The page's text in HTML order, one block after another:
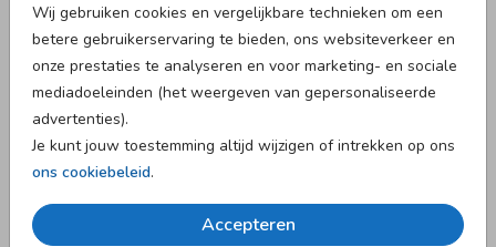
Wij gebruiken cookies en vergelijkbare technieken om een
betere gebruikerservaring te bieden, ons websiteverkeer en
onze prestaties te analyseren en voor marketing- en sociale
mediadoeleinden (het weergeven van gepersonaliseerde
advertenties).
Je kunt jouw toestemming altijd wijzigen of intrekken op ons
ons cookiebeleid.
Accepteren
Geboortekoffertjes Wijndozen